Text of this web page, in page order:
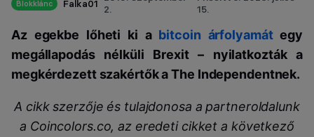
Blokklánc Falka01 2.
15.
Az egekbe lőheti ki a bitcoin árfolyamátegy
megállapodás nélküli Brexit – nyilatkozták a
megkérdezett szakértők a The Independentnek.
A cikk szerzője és tulajdonosa a partneroldalunk
a Coincolors.co, az eredeti cikket a következő